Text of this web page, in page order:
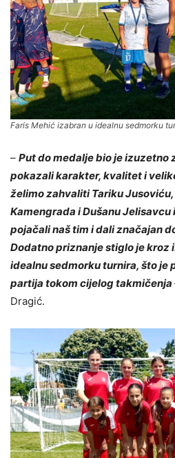
Faris Mehić izabran u idealnu sedmorku
– Put do medalje bio je izuzetno
pokazali karakter, kvalitet i
želimo zahvaliti Tariku
Kamengrada i Dušanu Jelisavcu
pojačali naš tim i dali značajan
Dodatno priznanje stiglo je kroz
idealnu sedmorku turnira, što je
partija tokom cijelog takmičenja
Dragić.